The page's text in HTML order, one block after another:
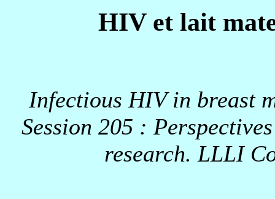
HIV et lait
Infectious HIV in breast
Session 205 :
research. LLLI